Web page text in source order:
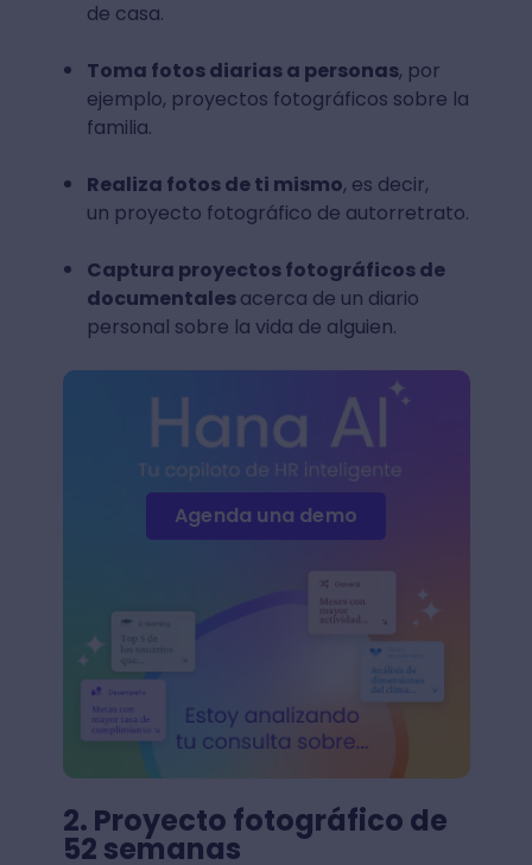
de casa.
Toma fotos diarias a personas, por
ejemplo, proyectos fotográficos sobre la
familia.
Realiza fotos de ti mismo, es decir,
un proyecto fotográfico de autorretrato.
Captura proyectos fotográficos de
documentalesacerca de un diario
personal sobre la vida de alguien.
Agenda una demo
2. Proyecto fotográfico de
52 semanas